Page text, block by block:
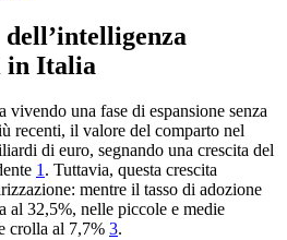
in Italia
una fase di espansione senza
recenti, il valore del comparto nel
di euro, segnando una crescita del
1. Tuttavia, questa crescita
mentre il tasso di adozione
al 32,5%, nelle piccole e medie
crolla al 7,7% 3.